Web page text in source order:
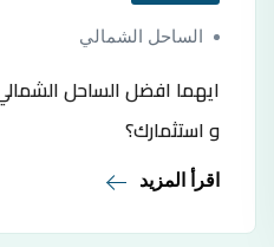
الساحل الشمالي
ايهما افضل الساحل
و استثمارك؟
اقرأ المزيد